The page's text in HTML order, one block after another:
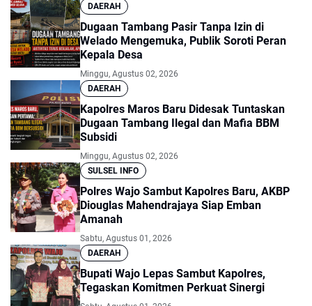
DAERAH
Dugaan Tambang Pasir Tanpa Izin di
Welado Mengemuka, Publik Soroti Peran
Kepala Desa
Minggu, Agustus 02, 2026
DAERAH
Kapolres Maros Baru Didesak Tuntaskan
Dugaan Tambang Ilegal dan Mafia BBM
Subsidi
Minggu, Agustus 02, 2026
SULSEL INFO
Polres Wajo Sambut Kapolres Baru, AKBP
Diouglas Mahendrajaya Siap Emban
Amanah
Sabtu, Agustus 01, 2026
DAERAH
Bupati Wajo Lepas Sambut Kapolres,
Tegaskan Komitmen Perkuat Sinergi